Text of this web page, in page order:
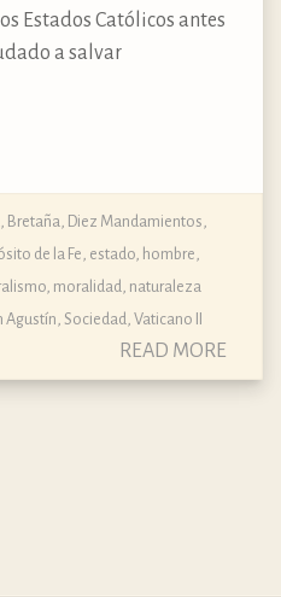
Estados Católicos antes
a salvar
Bretaña Diez Mandamientos
de la Fe estado hombre
moralidad naturaleza
Agustín Sociedad Vaticano II
READ MORE